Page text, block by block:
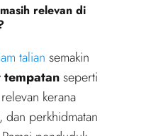
relevan di
talian semakin
seperti
kerana
dan perkhidmatan